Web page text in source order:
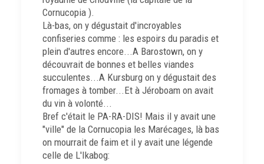
Cornucopia ).
Là-bas, on y dégustait d'incroyables
confiseries comme : les espoirs du paradis et
plein d'autres encore...A Barostown, on y
découvrait de bonnes et belles viandes
succulentes...A Kursburg on y dégustait des
fromages à tomber...Et à Jéroboam on avait
du vin à volonté...
Bref c'était le PA-RA-DIS! Mais il y avait une
"ville" de la Cornucopia les Marécages, là bas
on mourrait de faim et il y avait une légende
celle de L'Ikabog: